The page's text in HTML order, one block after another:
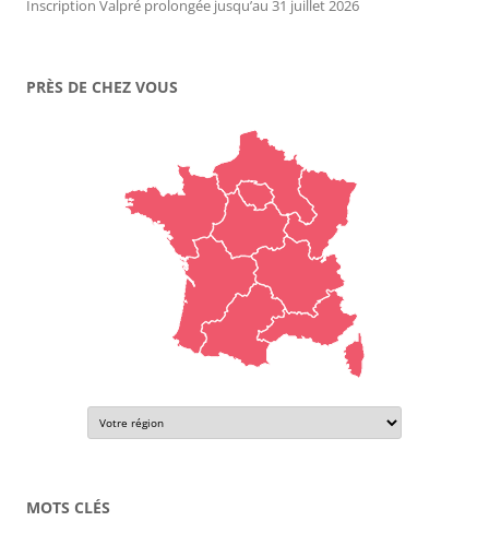
Inscription Valpré prolongée jusqu’au 31 juillet 2026
PRÈS DE CHEZ VOUS
MOTS CLÉS